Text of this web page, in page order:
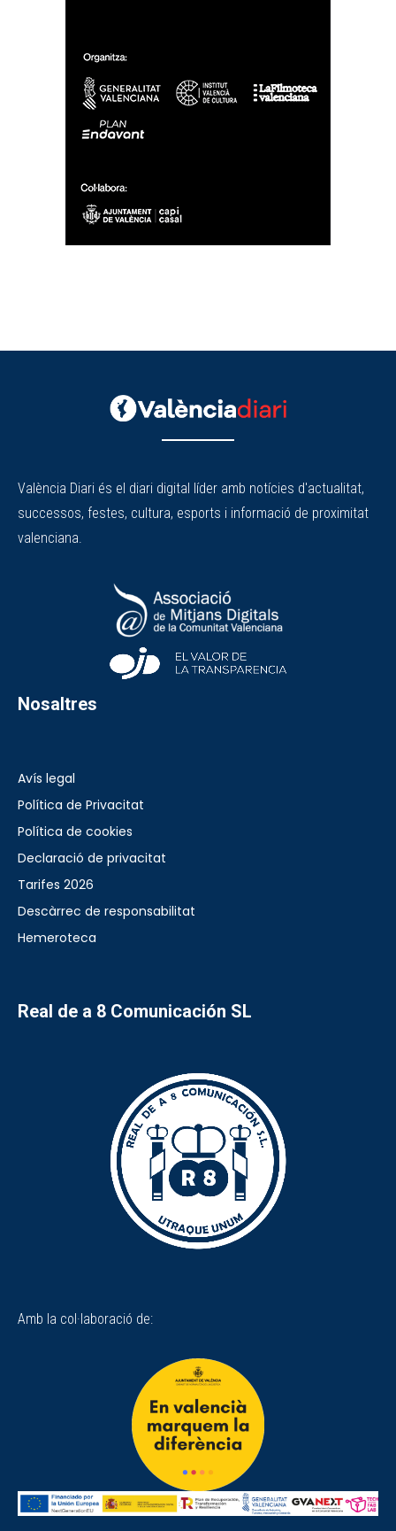
València Diari és el diari digital líder amb notícies d'actualitat,
successos, festes, cultura, esports i informació de proximitat
valenciana.
Nosaltres
Avís legal
Política de Privacitat
Política de cookies
Declaració de privacitat
Tarifes 2026
Descàrrec de responsabilitat
Hemeroteca
Real de a 8 Comunicación SL
Amb la col·laboració de: